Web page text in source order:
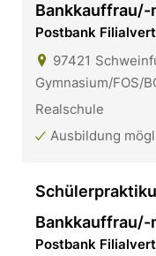
Bankkauffrau/-
Postbank
97421
Gymnasium/FOS/
Realschule
Ausbildung
Bankkauffrau/-
Postbank